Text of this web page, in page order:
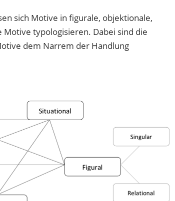
sich Motive in figurale, objektionale,
typologisieren. Dabei sind die
dem Narrem der Handlung